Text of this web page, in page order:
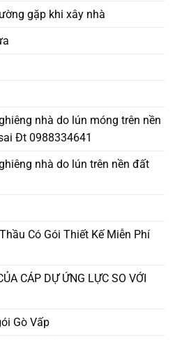
gặp khi xây nhà
nhà do lún móng trên nền
Đt 0988334641
nhà do lún trên nền đất
Có Gói Thiết Kế Miễn Phí
CÁP DỰ ỨNG LỰC SO VỚI
Gò Vấp